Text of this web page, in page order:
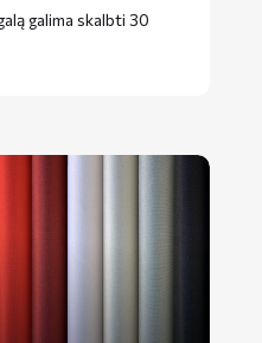
galima skalbti 30